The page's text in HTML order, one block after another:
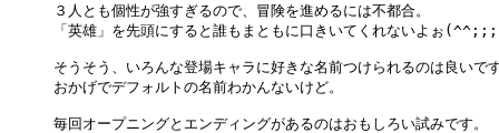
３人とも個性が強すぎるので、冒険を進めるには不都合。
「英雄」を先頭にすると誰もまともに口きいてくれないよぉ(^^;;;
そうそう、いろんな登場キャラに好きな名前つけられるのは良いで
おかげでデフォルトの名前わかんないけど。